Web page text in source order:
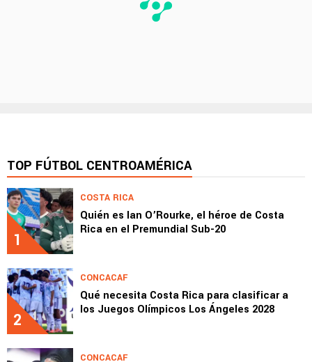
TOP FÚTBOL CENTROAMÉRICA
1
COSTA RICA
Quién es Ian O’Rourke, el héroe de Costa
Rica en el Premundial Sub-20
2
CONCACAF
Qué necesita Costa Rica para clasificar a
los Juegos Olímpicos Los Ángeles 2028
CONCACAF